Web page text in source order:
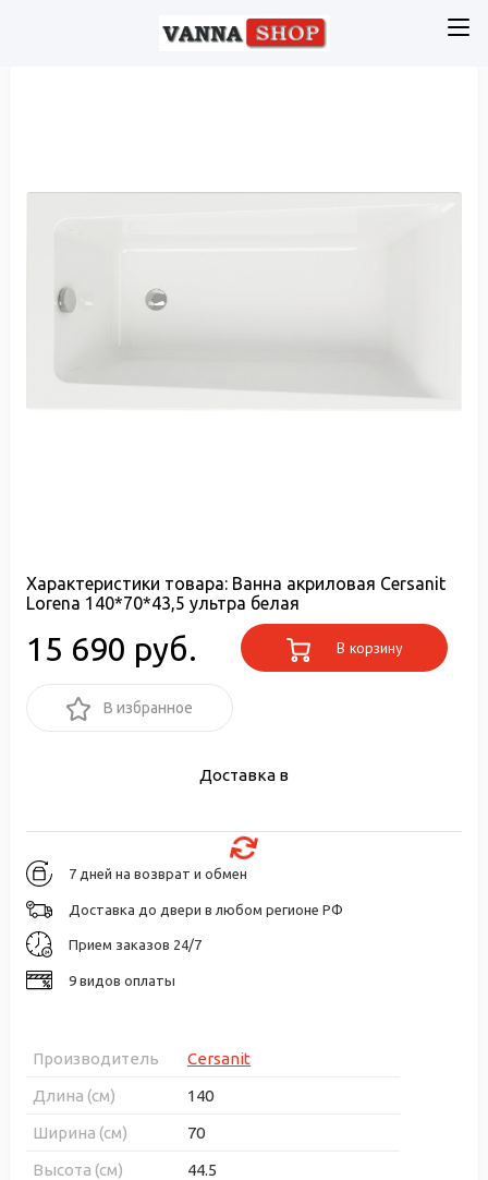
Характеристики товара: Ванна акриловая Cersanit
Lorena 140*70*43,5 ультра белая
15 690 руб. В корзину
В избранное
Доставка в
7 дней на возврат и обмен
Доставка до двери в любом регионе РФ
Прием заказов 24/7
9 видов оплаты
Производитель
Cersanit
Длина (см)
140
Ширина (см)
70
Высота (см)
44.5